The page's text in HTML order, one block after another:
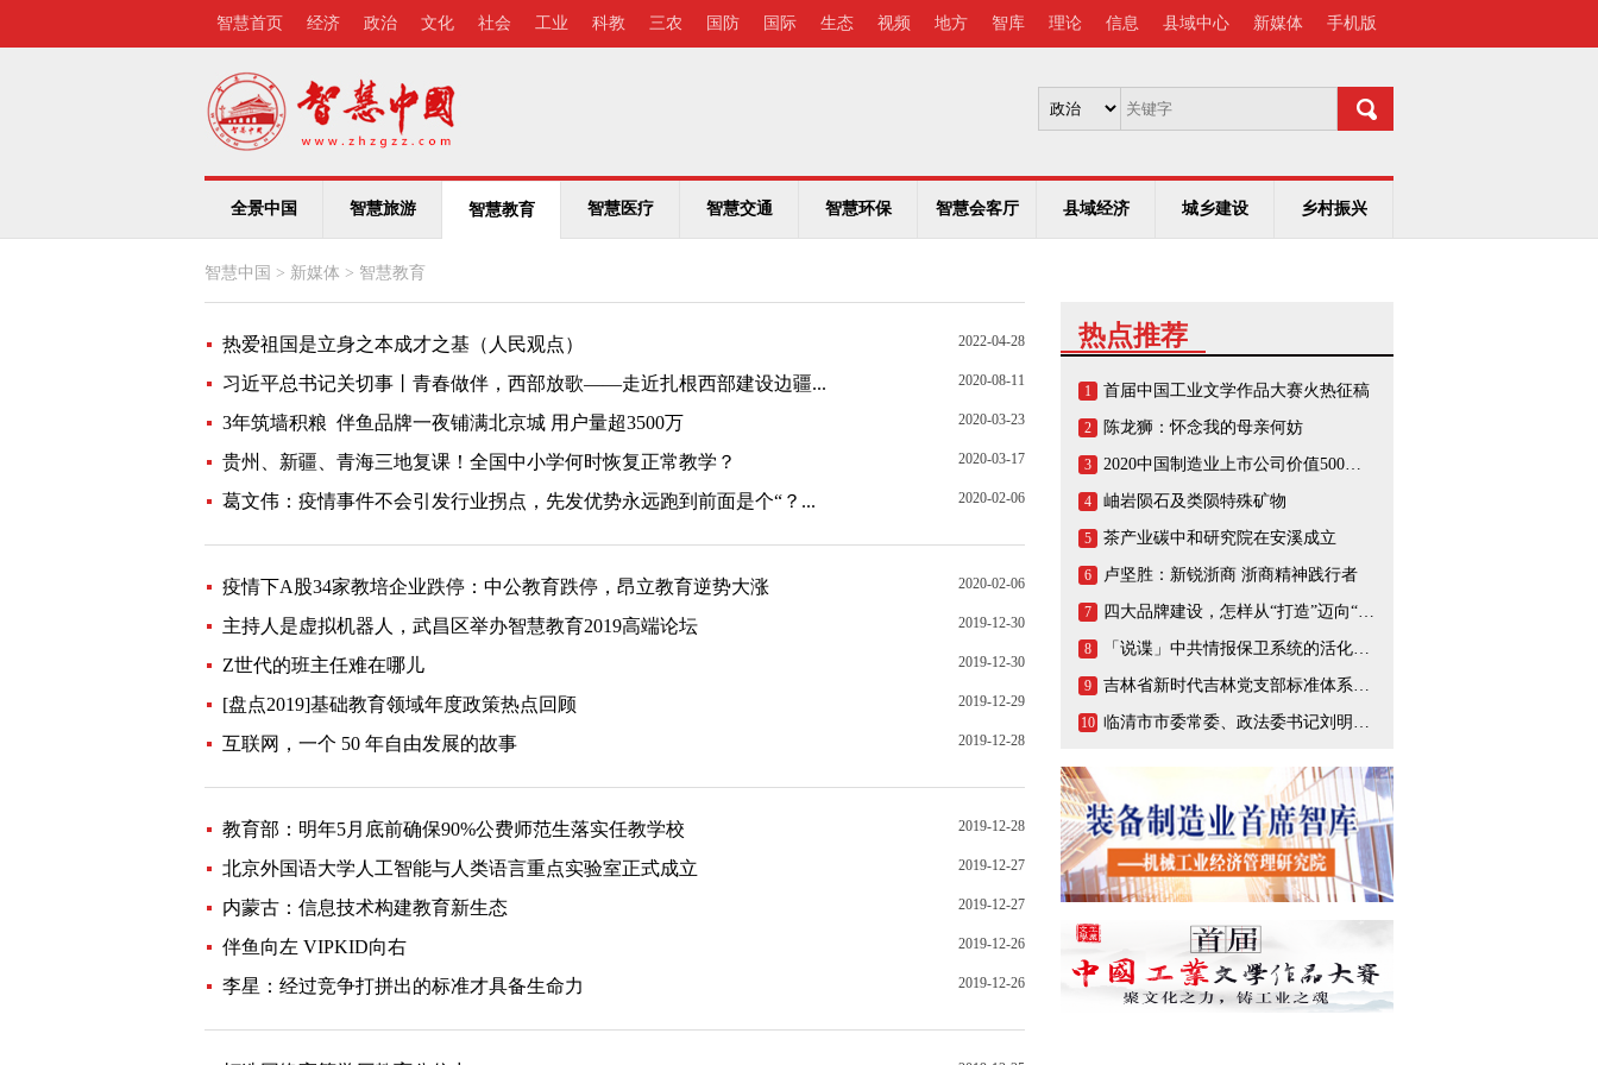
智慧首页 经济 政治 文化 社会 工业 科教 三农 国防 国际 生态 视频 地方 智库 理论 信息 县域中心 新媒体 手机版
全景中国 智慧旅游 智慧教育 智慧医疗 智慧交通 智慧环保 智慧会客厅 县域经济 城乡建设 乡村振兴
智慧中国 > 新媒体 > 智慧教育
热爱祖国是立身之本成才之基（人民观点） 2022-04-28
习近平总书记关切事丨青春做伴，西部放歌——走近扎根西部建设边疆... 2020-08-11
3年筑墙积粮 伴鱼品牌一夜铺满北京城 用户量超3500万 2020-03-23
贵州、新疆、青海三地复课！全国中小学何时恢复正常教学？ 2020-03-17
葛文伟：疫情事件不会引发行业拐点，先发优势永远跑到前面是个“？... 2020-02-06
疫情下A股34家教培企业跌停：中公教育跌停，昂立教育逆势大涨 2020-02-06
主持人是虚拟机器人，武昌区举办智慧教育2019高端论坛 2019-12-30
Z世代的班主任难在哪儿 2019-12-30
[盘点2019]基础教育领域年度政策热点回顾 2019-12-29
互联网，一个 50 年自由发展的故事 2019-12-28
教育部：明年5月底前确保90%公费师范生落实任教学校 2019-12-28
北京外国语大学人工智能与人类语言重点实验室正式成立 2019-12-27
内蒙古：信息技术构建教育新生态 2019-12-27
伴鱼向左 VIPKID向右 2019-12-26
李星：经过竞争打拼出的标准才具备生命力 2019-12-26
热点推荐
1 首届中国工业文学作品大赛火热征稿
2 陈龙狮：怀念我的母亲何妨
3 2020中国制造业上市公司价值500强榜单
4 岫岩陨石及类陨特殊矿物
5 茶产业碳中和研究院在安溪成立
6 卢坚胜：新锐浙商 浙商精神践行者
7 四大品牌建设，怎样从“打造”迈向“打响”
8 「说谍」中共情报保卫系统的活化石，一生战斗在情报战线的陈养山
9 吉林省新时代吉林党支部标准体系（BTX）建设把基层党支部打造成坚强的战斗堡垒
10 临清市市委常委、政法委书记刘明峰领导一行莅临连城智造小镇·烟店轴承产业园调研指导